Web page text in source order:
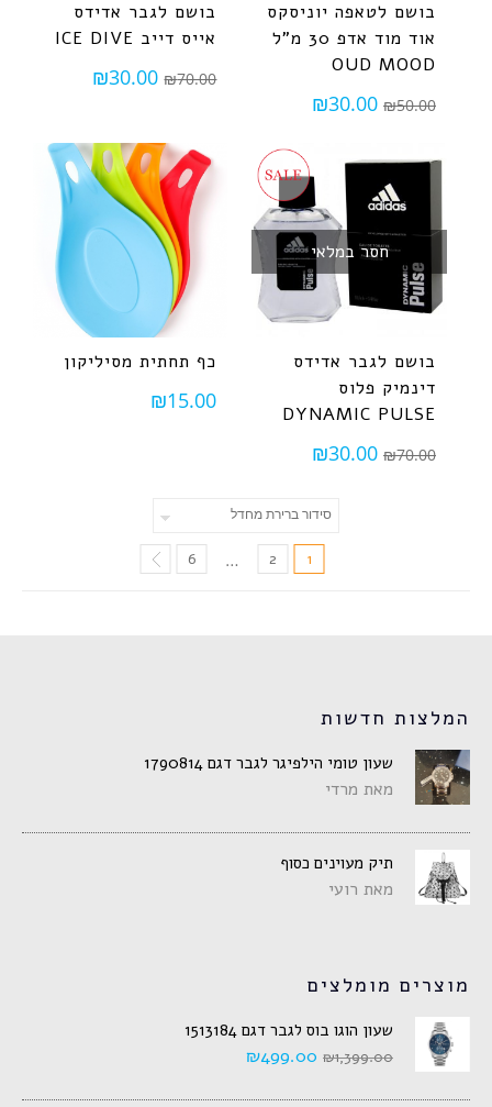
בושם לטאפה יוניסקס
אוד מוד אדפ 30 מ"ל
OUD MOOD
₪50.00
₪30.00
בושם לגבר אדידס
אייס דייב ICE DIVE
₪70.00
₪30.00
חסר במלאי
בושם לגבר אדידס
דינמיק פלוס
DYNAMIC PULSE
₪70.00
₪30.00
כף תחתית מסיליקון
₪15.00
1
2
…
6
המלצות חדשות
שעון טומי הילפיגר לגבר דגם 1790814
מאת מרדי
תיק מעוינים כסוף
מאת רועי
מוצרים מומלצים
שעון הוגו בוס לגבר דגם 1513184
₪1,399.00
₪499.00